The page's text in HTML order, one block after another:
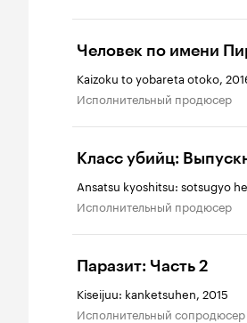
Человек по имени
Kaizoku to yobareta otoko,
исполнительный продюсер
Класс убийц:
Ansatsu kyoshitsu: sotsugyo
исполнительный продюсер
Паразит: Часть 2
Kiseijuu: kanketsuhen, 2015
исполнительный сопродюсер